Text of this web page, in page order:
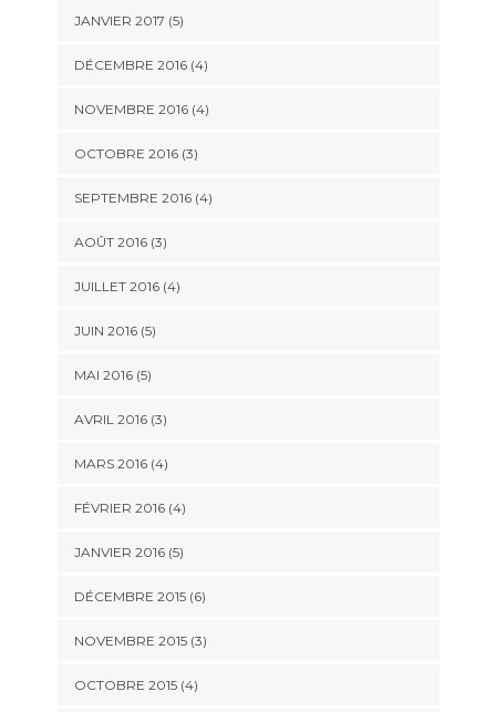
JANVIER 2017 (5)
DÉCEMBRE 2016(4)
NOVEMBRE 2016(4)
OCTOBRE 2016(3)
SEPTEMBRE 2016(4)
AOÛT 2016(3)
JUILLET 2016(4)
JUIN 2016(5)
MAI 2016(5)
AVRIL 2016(3)
MARS 2016(4)
FÉVRIER 2016(4)
JANVIER 2016(5)
DÉCEMBRE 2015(6)
NOVEMBRE 2015(3)
OCTOBRE 2015(4)